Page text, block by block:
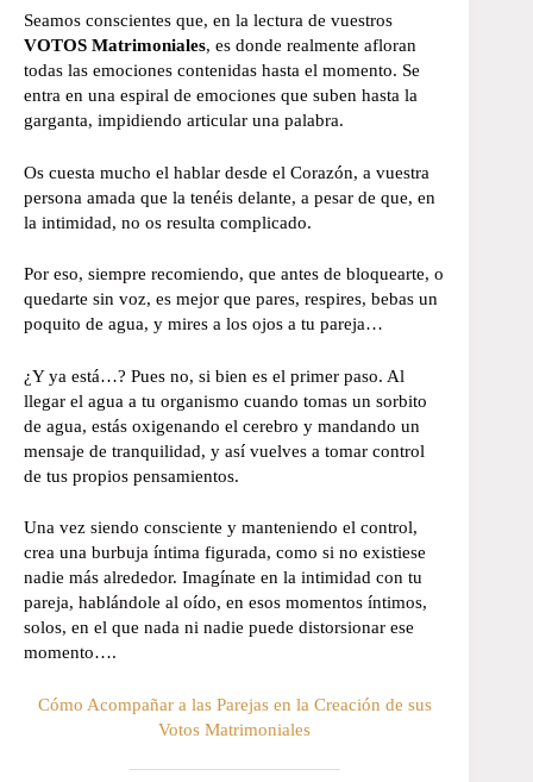
Seamos conscientes que, en la lectura de vuestros
VOTOS Matrimoniales, es donde realmente afloran
todas las emociones contenidas hasta el momento. Se
entra en una espiral de emociones que suben hasta la
garganta, impidiendo articular una palabra.
Os cuesta mucho el hablar desde el Corazón, a vuestra
persona amada que la tenéis delante, a pesar de que, en
la intimidad, no os resulta complicado.
Por eso, siempre recomiendo, que antes de bloquearte, o
quedarte sin voz, es mejor que pares, respires, bebas un
poquito de agua, y mires a los ojos a tu pareja…
¿Y ya está…? Pues no, si bien es el primer paso. Al
llegar el agua a tu organismo cuando tomas un sorbito
de agua, estás oxigenando el cerebro y mandando un
mensaje de tranquilidad, y así vuelves a tomar control
de tus propios pensamientos.
Una vez siendo consciente y manteniendo el control,
crea una burbuja íntima figurada, como si no existiese
nadie más alrededor. Imagínate en la intimidad con tu
pareja, hablándole al oído, en esos momentos íntimos,
solos, en el que nada ni nadie puede distorsionar ese
momento….
Cómo Acompañar a las Parejas en la Creación de sus
Votos Matrimoniales